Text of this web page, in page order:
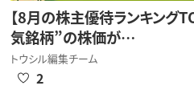
【8月の株主優待ランキング
気銘柄”の株価が…
トウシル編集チーム
2